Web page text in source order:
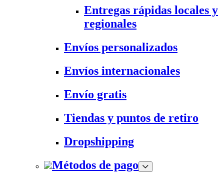
Entregas rápidas locales y
regionales
Envíos personalizados
Envíos internacionales
Envío gratis
Tiendas y puntos de retiro
Dropshipping
Métodos de pago